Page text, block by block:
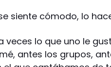
siente cómodo, lo
veces lo que uno le
antes los grupos,